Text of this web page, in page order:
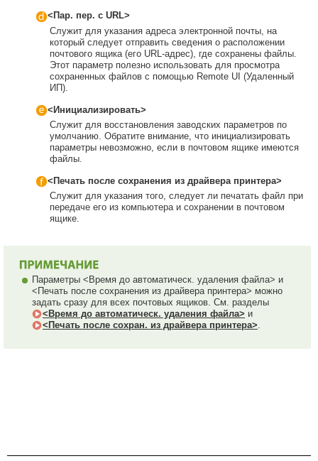
<Пар. пер. с URL>
Служит для указания адреса электронной почты, на
который следует отправить сведения о расположении
почтового ящика (его URL-адрес), где сохранены файлы.
Этот параметр полезно использовать для просмотра
сохраненных файлов с помощью Remote UI (Удаленный
ИП).
<Инициализировать>
Служит для восстановления заводских параметров по
умолчанию. Обратите внимание, что инициализировать
параметры невозможно, если в почтовом ящике имеются
файлы.
<Печать после сохранения из драйвера принтера>
Служит для указания того, следует ли печатать файл при
передаче его из компьютера и сохранении в почтовом
ящике.
Параметры <Время до автоматическ. удаления файла> и
<Печать после сохранения из драйвера принтера> можно
задать сразу для всех почтовых ящиков. См. разделы
<Время до автоматическ. удаления файла> и
<Печать после сохран. из драйвера принтера>